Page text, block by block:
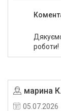
роботи!
марина К.
05.07.2026